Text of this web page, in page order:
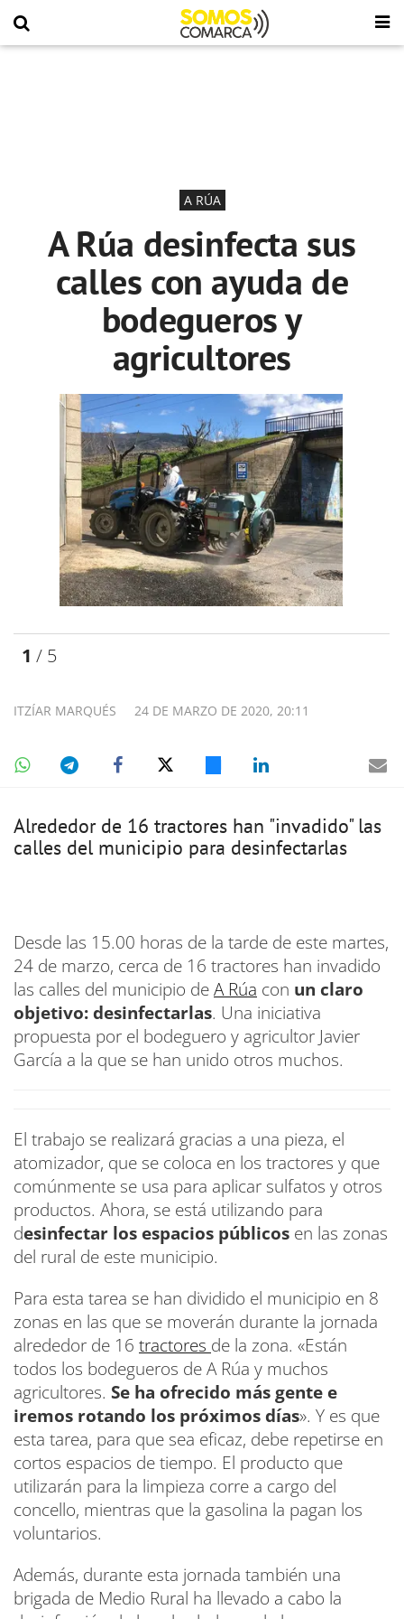
A RÚA
A Rúa desinfecta sus
calles con ayuda de
bodegueros y
agricultores
1 / 5
24 DE MARZO DE 2020, 20:11
ITZÍAR MARQUÉS
Alrededor de 16 tractores han "invadido" las
calles del municipio para desinfectarlas
Desde las 15.00 horas de la tarde de este martes,
24 de marzo, cerca de 16 tractores han invadido
las calles del municipio deA Rúa con un claro
objetivo: desinfectarlas. Una iniciativa
propuesta por el bodeguero y agricultor Javier
García a la que se han unido otros muchos.
El trabajo se realizará gracias a una pieza, el
atomizador, que se coloca en los tractores y que
comúnmente se usa para aplicar sulfatos y otros
productos. Ahora, se está utilizando para
desinfectar los espacios públicos en las zonas
del rural de este municipio.
Para esta tarea se han dividido el municipio en 8
zonas en las que se moverán durante la jornada
alrededor de 16 tractores de la zona. «Están
todos los bodegueros de A Rúa y muchos
agricultores. Se ha ofrecido más gente e
iremos rotando los próximos días». Y es que
esta tarea, para que sea eficaz, debe repetirse en
cortos espacios de tiempo. El producto que
utilizarán para la limpieza corre a cargo del
concello, mientras que la gasolina la pagan los
voluntarios.
Además, durante esta jornada también una
brigada de Medio Rural ha llevado a cabo la